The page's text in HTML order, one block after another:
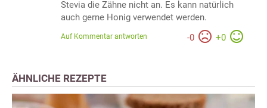
Stevia die Zähne nicht an. Es kann natürlich
auch gerne Honig verwendet werden.
-0 +0
Auf Kommentar antworten
ÄHNLICHE REZEPTE